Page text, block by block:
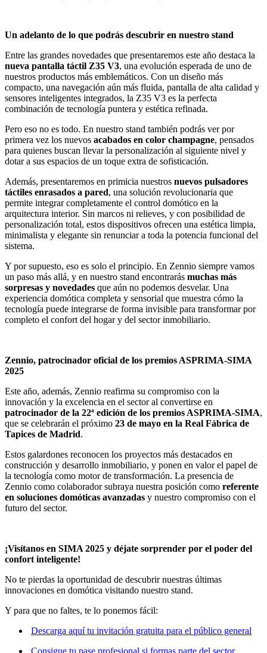
Un adelanto de lo que podrás descubrir en nuestro stand
Entre las grandes novedades que presentaremos este año destaca la
nueva pantalla táctil Z35 V3, una evolución esperada de uno de
nuestros productos más emblemáticos. Con un diseño más
compacto, una navegación aún más fluida, pantalla de alta calidad y
sensores inteligentes integrados, la Z35 V3 es la perfecta
combinación de tecnología puntera y estética refinada.
Pero eso no es todo. En nuestro stand también podrás ver por
primera vez los nuevos acabados en color champagne, pensados
para quienes buscan llevar la personalización al siguiente nivel y
dotar a sus espacios de un toque extra de sofisticación.
Además, presentaremos en primicia nuestros nuevos pulsadores
táctiles enrasados a pared, una solución revolucionaria que
permite integrar completamente el control domótico en la
arquitectura interior. Sin marcos ni relieves, y con posibilidad de
personalización total, estos dispositivos ofrecen una estética limpia,
minimalista y elegante sin renunciar a toda la potencia funcional del
sistema.
Y por supuesto, eso es solo el principio. En Zennio siempre vamos
un paso más allá, y en nuestro stand encontrarás muchas más
sorpresas y novedades que aún no podemos desvelar. Una
experiencia domótica completa y sensorial que muestra cómo la
tecnología puede integrarse de forma invisible para transformar por
completo el confort del hogar y del sector inmobiliario.
Zennio, patrocinador oficial de los premios ASPRIMA-SIMA
2025
Este año, además, Zennio reafirma su compromiso con la
innovación y la excelencia en el sector al convertirse en
patrocinador de la 22ª edición de los premios ASPRIMA-SIMA,
que se celebrarán el próximo 23 de mayo en la Real Fábrica de
Tapices de Madrid.
Estos galardones reconocen los proyectos más destacados en
construcción y desarrollo inmobiliario, y ponen en valor el papel de
la tecnología como motor de transformación. La presencia de
Zennio como colaborador subraya nuestra posición como referente
en soluciones domóticas avanzadas y nuestro compromiso con el
futuro del sector.
¡Visítanos en SIMA 2025 y déjate sorprender por el poder del
confort inteligente!
No te pierdas la oportunidad de descubrir nuestras últimas
innovaciones en domótica visitando nuestro stand.
Y para que no faltes, te lo ponemos fácil:
Descarga aquí tu invitación gratuita para el público general
Consigue tu pase profesional si formas parte del sector